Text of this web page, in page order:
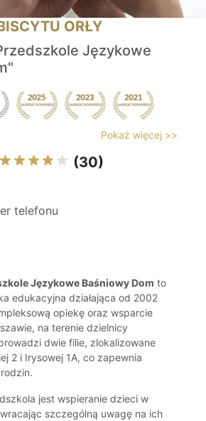
ORŁY
Językowe
Pokaż więcej >>
(30)
telefonu
Językowe Baśniowy Dom to
edukacyjna działająca od 2002
opiekę oraz wsparcie
na terenie dzielnicy
dwie filie, zlokalizowane
2 i Irysowej 1A, co zapewnia
jest wspieranie dzieci w
szczególną uwagę na ich